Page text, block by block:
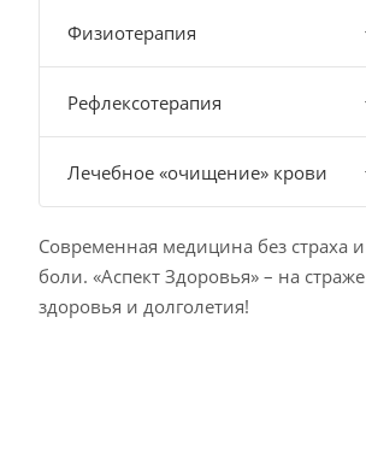
Физиотерапия
Рефлексотерапия
Лечебное «очищение» крови
Современная медицина без страха и
боли. «Аспект Здоровья» – на страже
здоровья и долголетия!